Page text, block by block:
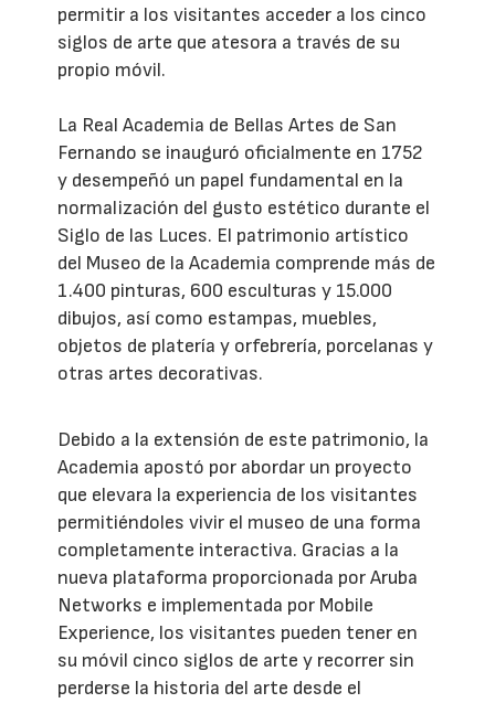
permitir a los visitantes acceder a los cinco
siglos de arte que atesora a través de su
propio móvil.
La Real Academia de Bellas Artes de San
Fernando se inauguró oficialmente en 1752
y desempeñó un papel fundamental en la
normalización del gusto estético durante el
Siglo de las Luces. El patrimonio artístico
del Museo de la Academia comprende más de
1.400 pinturas, 600 esculturas y 15.000
dibujos, así como estampas, muebles,
objetos de platería y orfebrería, porcelanas y
otras artes decorativas.
Debido a la extensión de este patrimonio, la
Academia apostó por abordar un proyecto
que elevara la experiencia de los visitantes
permitiéndoles vivir el museo de una forma
completamente interactiva. Gracias a la
nueva plataforma proporcionada por Aruba
Networks e implementada por Mobile
Experience, los visitantes pueden tener en
su móvil cinco siglos de arte y recorrer sin
perderse la historia del arte desde el